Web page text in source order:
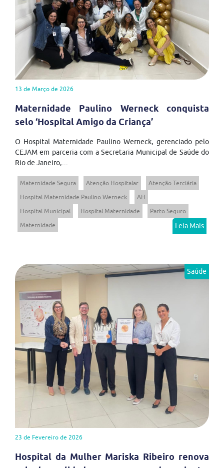
13 de Março de 2026
Maternidade Paulino Werneck conquista
selo ‘Hospital Amigo da Criança’
O Hospital Maternidade Paulino Werneck, gerenciado pelo
CEJAM em parceria com a Secretaria Municipal de Saúde do
Rio de Janeiro,...
Maternidade Segura Atenção Hospitalar
Atenção Terciária
Hospital Maternidade Paulino Werneck
AH
Hospital Municipal
Hospital Maternidade
Parto Seguro
Maternidade
Leia Mais
Saúde
23 de Fevereiro de 2026
Hospital da Mulher Mariska Ribeiro renova